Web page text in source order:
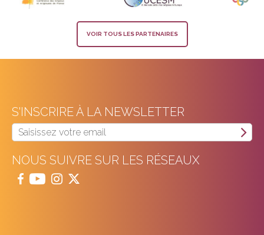
VOIR TOUS LES PARTENAIRES
S'INSCRIRE À LA NEWSLETTER
NOUS SUIVRE SUR LES RÉSEAUX
   